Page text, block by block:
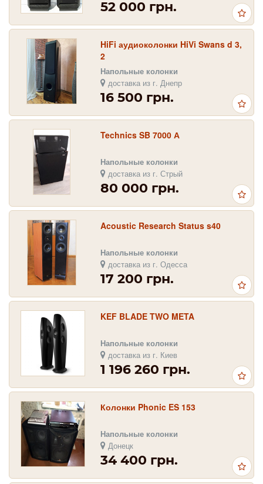
52 000 грн.
HiFi аудиоколонки HiVi Swans d 3,
2
Напольные колонки
доставка из г. Днепр
16 500 грн.
Technics SB 7000 А
Напольные колонки
доставка из г. Стрый
80 000 грн.
Acoustic Research Status s40
Напольные колонки
доставка из г. Одесса
17 200 грн.
KEF BLADE TWO META
Напольные колонки
доставка из г. Киев
1 196 260 грн.
Колонки Phonic ES 153
Напольные колонки
Донецк
34 400 грн.